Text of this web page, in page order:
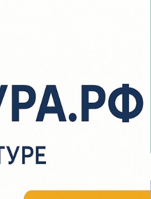
представитель так
что красота — единственная
темами произведений
любви к родной земле. К этой
СОШ с.Исмагилова на
Вспомнили строки
как трели соловья, как
на музыку. Так,